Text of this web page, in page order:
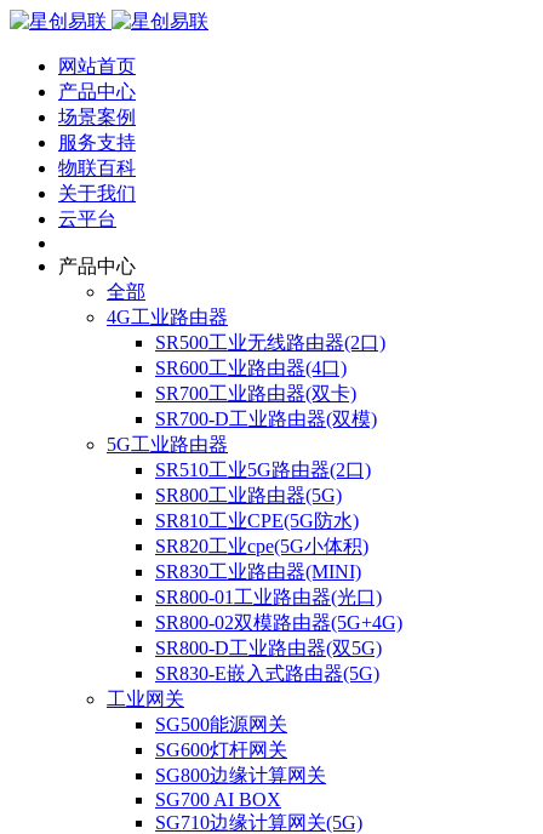
网站首页
产品中心
场景案例
服务支持
物联百科
关于我们
云平台
产品中心
全部
4G工业路由器
SR500工业无线路由器(2口)
SR600工业路由器(4口)
SR700工业路由器(双卡)
SR700-D工业路由器(双模)
5G工业路由器
SR510工业5G路由器(2口)
SR800工业路由器(5G)
SR810工业CPE(5G防水)
SR820工业cpe(5G小体积)
SR830工业路由器(MINI)
SR800-01工业路由器(光口)
SR800-02双模路由器(5G+4G)
SR800-D工业路由器(双5G)
SR830-E嵌入式路由器(5G)
工业网关
SG500能源网关
SG600灯杆网关
SG800边缘计算网关
SG700 AI BOX
SG710边缘计算网关(5G)